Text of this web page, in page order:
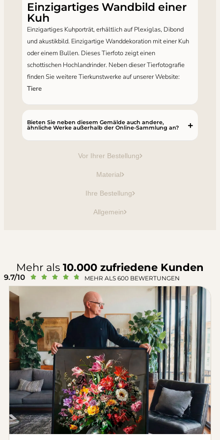
Vor Ihrer Bestellung
Material
Ihre Bestellung
Allgemein
Einzigartiges Wandbild einer
Kuh
Einzigartiges Kuhporträt, erhältlich auf Plexiglas, Dibond
und akustikbild. Einzigartige Wanddekoration mit einer Kuh
oder einem Bullen. Dieses Tierfoto zeigt einen
schottischen Hochlandrinder. Neben dieser Tierfotografie
finden Sie weitere Tierkunstwerke auf unserer Website:
Tiere
Bieten Sie neben diesem Gemälde auch andere,
ähnliche Werke außerhalb der Online-Sammlung an?
Mehr als 10.000 zufriedene Kunden
9.7/10      MEHR ALS 600 BEWERTUNGEN